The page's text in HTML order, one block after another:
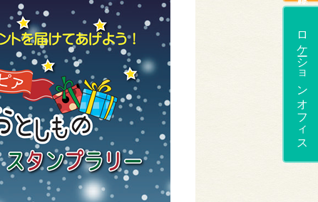
ロケーションオフィス